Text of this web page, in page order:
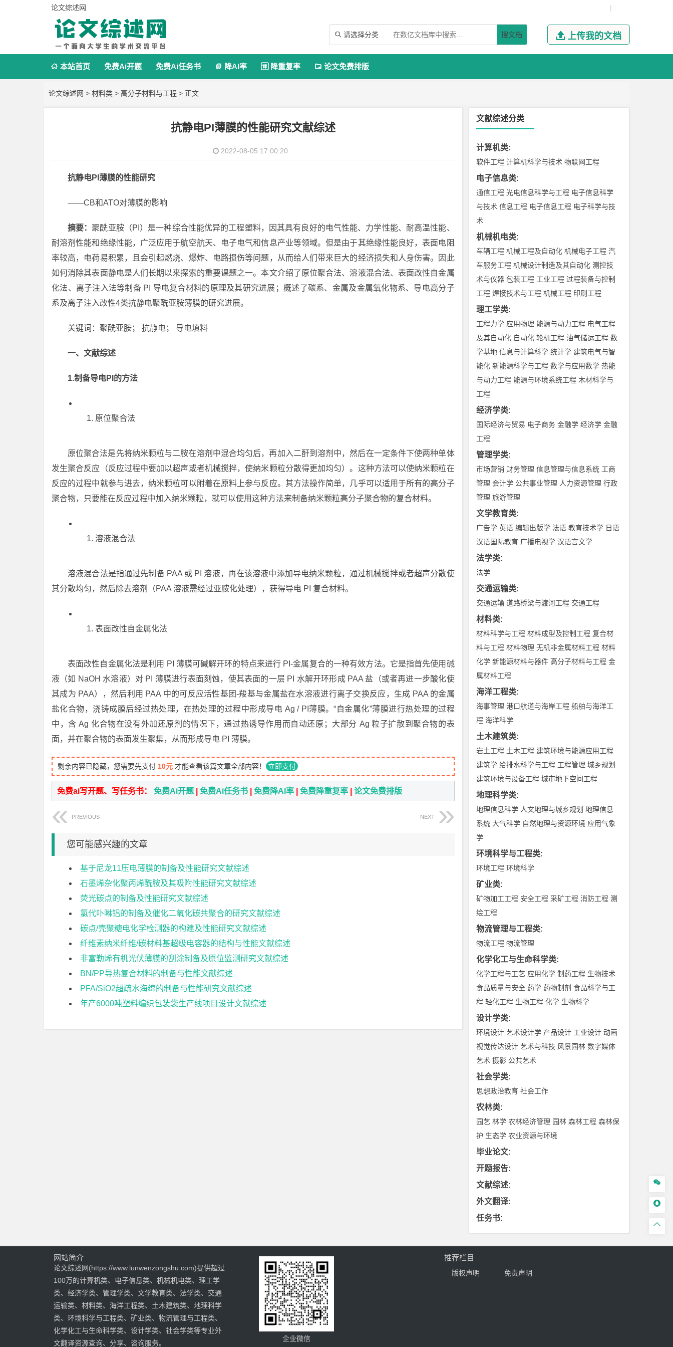
论文综述网 |
 请选择分类 搜文档  上传我的文档
 本站首页 免费Ai开题 免费Ai任务书  降AI率  降重复率  论文免费排版
论文综述网 > 材料类 > 高分子材料与工程 > 正文
抗静电PI薄膜的性能研究文献综述
2022-08-05 17:00:20
抗静电PI薄膜的性能研究
——CB和ATO对薄膜的影响
摘要：聚酰亚胺（PI）是一种综合性能优异的工程塑料，因其具有良好的电气性能、力学性能、耐高温性能、
耐溶剂性能和绝缘性能，广泛应用于航空航天、电子电气和信息产业等领域。但是由于其绝缘性能良好，表面电阻
率较高，电荷易积累，且会引起燃烧、爆炸、电路损伤等问题，从而给人们带来巨大的经济损失和人身伤害。因此
如何消除其表面静电是人们长期以来探索的重要课题之一。本文介绍了原位聚合法、溶液混合法、表面改性自金属
化法、离子注入法等制备 PI 导电复合材料的原理及其研究进展；概述了碳系、金属及金属氧化物系、导电高分子
系及离子注入改性4类抗静电聚酰亚胺薄膜的研究进展。
关键词：聚酰亚胺； 抗静电； 导电填料
一、文献综述
1.制备导电PI的方法
原位聚合法
原位聚合法是先将纳米颗粒与二胺在溶剂中混合均匀后，再加入二酐到溶剂中，然后在一定条件下使两种单体
发生聚合反应（反应过程中要加以超声或者机械搅拌，使纳米颗粒分散得更加均匀）。这种方法可以使纳米颗粒在
反应的过程中就参与进去，纳米颗粒可以附着在原料上参与反应。其方法操作简单，几乎可以适用于所有的高分子
聚合物，只要能在反应过程中加入纳米颗粒，就可以使用这种方法来制备纳米颗粒高分子聚合物的复合材料。
溶液混合法
溶液混合法是指通过先制备 PAA 或 PI 溶液，再在该溶液中添加导电纳米颗粒，通过机械搅拌或者超声分散使
其分散均匀，然后除去溶剂（PAA 溶液需经过亚胺化处理），获得导电 PI 复合材料。
表面改性自金属化法
表面改性自金属化法是利用 PI 薄膜可碱解开环的特点来进行 PI-金属复合的一种有效方法。它是指首先使用碱
液（如 NaOH 水溶液）对 PI 薄膜进行表面刻蚀，使其表面的一层 PI 水解开环形成 PAA 盐（或者再进一步酸化使
其成为 PAA），然后利用 PAA 中的可反应活性基团-羧基与金属盐在水溶液进行离子交换反应，生成 PAA 的金属
盐化合物，浇铸成膜后经过热处理，在热处理的过程中形成导电 Ag / PI薄膜。“自金属化”薄膜进行热处理的过程
中，含 Ag 化合物在没有外加还原剂的情况下，通过热诱导作用而自动还原；大部分 Ag 粒子扩散到聚合物的表
面，并在聚合物的表面发生聚集，从而形成导电 PI 薄膜。
剩余内容已隐藏，您需要先支付 10元 才能查看该篇文章全部内容！ 立即支付
免费ai写开题、写任务书： 免费Ai开题 免费Ai任务书 免费降AI率 免费降重复率 论文免费排版
PREVIOUS NEXT
您可能感兴趣的文章
基于尼龙11压电薄膜的制备及性能研究文献综述
石墨烯杂化聚丙烯酰胺及其吸附性能研究文献综述
荧光碳点的制备及性能研究文献综述
氯代卟啉铝的制备及催化二氧化碳共聚合的研究文献综述
碳点/壳聚糖电化学检测器的构建及性能研究文献综述
纤维素纳米纤维/碳材料基超级电容器的结构与性能文献综述
非富勒烯有机光伏薄膜的刮涂制备及原位监测研究文献综述
BN/PP导热复合材料的制备与性能文献综述
PFA/SiO2超疏水海绵的制备与性能研究文献综述
年产6000吨塑料编织包装袋生产线项目设计文献综述
文献综述分类
计算机类:
软件工程 计算机科学与技术 物联网工程
电子信息类:
通信工程 光电信息科学与工程 电子信息科学
与技术 信息工程 电子信息工程 电子科学与技
术
机械机电类:
车辆工程 机械工程及自动化 机械电子工程 汽
车服务工程 机械设计制造及其自动化 测控技
术与仪器 包装工程 工业工程 过程装备与控制
工程 焊接技术与工程 机械工程 印刷工程
理工学类:
工程力学 应用物理 能源与动力工程 电气工程
及其自动化 自动化 轮机工程 油气储运工程 数
学基地 信息与计算科学 统计学 建筑电气与智
能化 新能源科学与工程 数学与应用数学 热能
与动力工程 能源与环境系统工程 木材科学与
工程
经济学类:
国际经济与贸易 电子商务 金融学 经济学 金融
工程
管理学类:
市场营销 财务管理 信息管理与信息系统 工商
管理 会计学 公共事业管理 人力资源管理 行政
管理 旅游管理
文学教育类:
广告学 英语 编辑出版学 法语 教育技术学 日语
汉语国际教育 广播电视学 汉语言文学
法学类:
法学
交通运输类:
交通运输 道路桥梁与渡河工程 交通工程
材料类:
材料科学与工程 材料成型及控制工程 复合材
料与工程 材料物理 无机非金属材料工程 材料
化学 新能源材料与器件 高分子材料与工程 金
属材料工程
海洋工程类:
海事管理 港口航道与海岸工程 船舶与海洋工
程 海洋科学
土木建筑类:
岩土工程 土木工程 建筑环境与能源应用工程
建筑学 给排水科学与工程 工程管理 城乡规划
建筑环境与设备工程 城市地下空间工程
地理科学类:
地理信息科学 人文地理与城乡规划 地理信息
系统 大气科学 自然地理与资源环境 应用气象
学
环境科学与工程类:
环境工程 环境科学
矿业类:
矿物加工工程 安全工程 采矿工程 消防工程 测
绘工程
物流管理与工程类:
物流工程 物流管理
化学化工与生命科学类:
化学工程与工艺 应用化学 制药工程 生物技术
食品质量与安全 药学 药物制剂 食品科学与工
程 轻化工程 生物工程 化学 生物科学
设计学类:
环境设计 艺术设计学 产品设计 工业设计 动画
视觉传达设计 艺术与科技 风景园林 数字媒体
艺术 摄影 公共艺术
社会学类:
思想政治教育 社会工作
农林类:
园艺 林学 农林经济管理 园林 森林工程 森林保
护 生态学 农业资源与环境
毕业论文:
开题报告:
文献综述:
外文翻译:
任务书:



网站简介
论文综述网(https://www.lunwenzongshu.com)提供超过
100万的计算机类、电子信息类、机械机电类、理工学
类、经济学类、管理学类、文学教育类、法学类、交通
运输类、材料类、海洋工程类、土木建筑类、地理科学
类、环境科学与工程类、矿业类、物流管理与工程类、
化学化工与生命科学类、设计学类、社会学类等专业外
文翻译资源查询、分享、咨询服务。
企业微信
推荐栏目
版权声明 免责声明